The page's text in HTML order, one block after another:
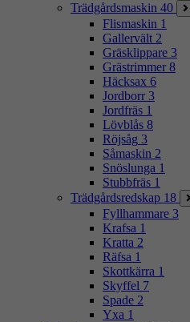
Trädgårdsmaskin 40
Flismaskin 1
Gallervält 2
Gräsklippare 3
Grästrimmer 8
Häcksax 6
Jordborr 3
Jordfräs 1
Lövblås 8
Röjsåg 3
Såmaskin 2
Snöslunga 1
Stubbfräs 1
Trädgårdsredskap 18
Fyllhammare 3
Krafsa 1
Kratta 2
Räfsa 1
Skottkärra 1
Skyffel 7
Spade 2
Yxa 1